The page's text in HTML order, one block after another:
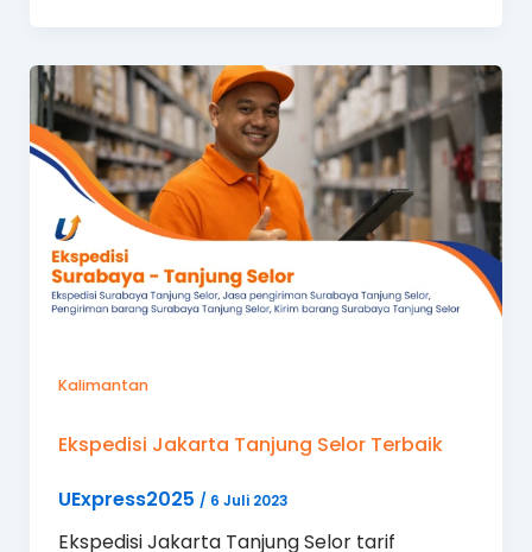
Kalimantan
Ekspedisi Jakarta Tanjung Selor Terbaik
UExpress2025 / 6 Juli 2023
Ekspedisi Jakarta Tanjung Selor tarif